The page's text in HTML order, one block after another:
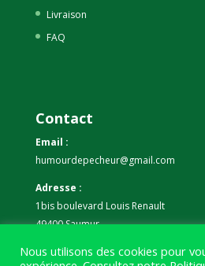
Livraison
FAQ
Contact
Email :
humourdepecheur@gmail.com
Adresse :
1bis boulevard Louis Renault
49400 Saumur
Téléphone :
Nous utilisons des cookies pour